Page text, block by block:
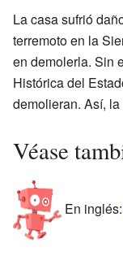
La casa sufrió
terremoto en la
en demolerla. Sin
Histórica del
demolieran. Así,
Véase
En inglés: